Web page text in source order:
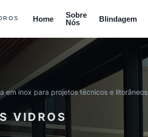
Home
Sobre
Nós
Blindagem
em inox para projetos técnicos e litorâneos
VIDROS